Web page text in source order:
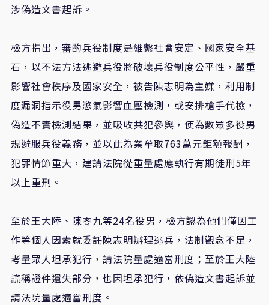
涉偽造文書起訴。
檢方指出，審酌兵役制度是維繫社會安定、國家安全基
石，以不法方法逃避兵役將破壞兵役制度公平性，嚴重
影響社會秩序及國家安全，被告陳志明為主嫌，利用制
度漏洞指示役男憋氣影響血壓檢測，或安排槍手代檢，
偽造不實檢測結果，並吸收共犯參與，使為數眾多役男
規避服兵役義務，並以此為業牟取763萬元鉅額報酬，
犯罪情節重大，建請法院從重量處應執行有期徒刑5年
以上重刑。
至於王大陸、陳零九等24名役男，檢方認為他們僅因工
作等個人因素就委託陳志明辦理逃兵，法制觀念不足，
考量眾人坦承犯行，請法院量處適當刑度；至於王大陸
謊稱證件遺失部分，也因坦承犯行，依偽造文書起訴並
請法院量處適當刑度。